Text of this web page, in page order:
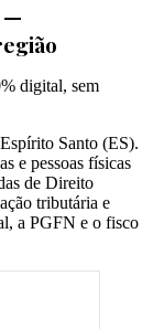
—
digital, sem
Espírito Santo (ES).
e pessoas físicas
de Direito
tributária e
a PGFN e o fisco